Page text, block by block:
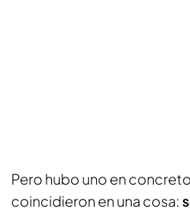
Pero hubo uno en
coincidieron en una cosa: